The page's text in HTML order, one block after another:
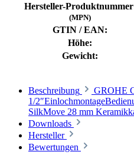
Hersteller-
(MPN)
GTIN / EAN:
Höhe:
Gewicht:
Beschreibung
GROHE
1/
SilkMove 28 mm
Downloads
Hersteller
Bewertungen